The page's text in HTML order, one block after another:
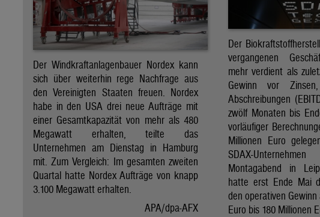
Der Windkraftanlagenbauer Nordex kann
sich über weiterhin rege Nachfrage aus
den Vereinigten Staaten freuen. Nordex
habe in den USA drei neue Aufträge mit
einer Gesamtkapazität von mehr als 480
Megawatt erhalten, teilte das
Unternehmen am Dienstag in Hamburg
mit. Zum Vergleich: Im gesamten zweiten
Quartal hatte Nordex Aufträge von knapp
3.100 Megawatt erhalten.
APA/dpa-AFX
Der
vergangenen
mehr verdient als
Gewinn vor
Abschreibungen
zwölf Monaten bis
vorläufiger
Millionen Euro
SDAX-
Montagabend in
hatte erst Ende Mai
den operativen Gewinn
Euro bis 180 Millionen